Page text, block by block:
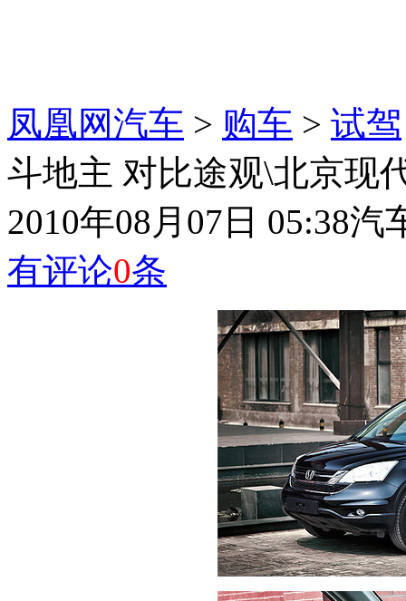
凤凰网汽车 > 购车 > 试驾
斗地主 对比途观\北京现
2010年08月07日 05:38汽
有评论0条